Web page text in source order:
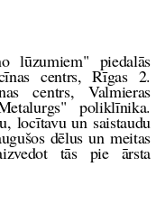
lūzumiem" piedalās
centrs, Rīgas 2.
centrs, Valmieras
poliklīnika.
locītavu un saistaudu
dēlus un meitas
tās pie ārsta